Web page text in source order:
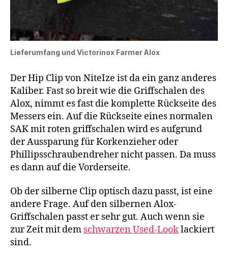
Lieferumfang und Victorinox Farmer Alox
Der Hip Clip von NiteIze ist da ein ganz anderes
Kaliber. Fast so breit wie die Griffschalen des
Alox, nimmt es fast die komplette Rückseite des
Messers ein. Auf die Rückseite eines normalen
SAK mit roten griffschalen wird es aufgrund
der Aussparung für Korkenzieher oder
Phillipsschraubendreher nicht passen. Da muss
es dann auf die Vorderseite.
Ob der silberne Clip optisch dazu passt, ist eine
andere Frage. Auf den silbernen Alox-
Griffschalen passt er sehr gut. Auch wenn sie
zur Zeit mit dem schwarzen Used-Looklackiert
sind.